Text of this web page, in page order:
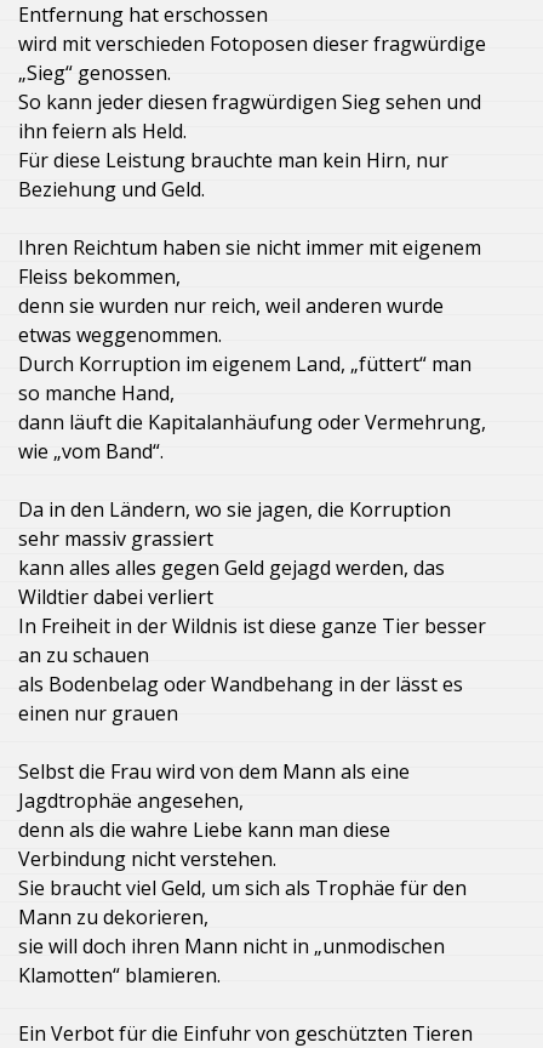
Entfernung hat erschossen
wird mit verschieden Fotoposen dieser fragwürdige
„Sieg“ genossen.
So kann jeder diesen fragwürdigen Sieg sehen und
ihn feiern als Held.
Für diese Leistung brauchte man kein Hirn, nur
Beziehung und Geld.
Ihren Reichtum haben sie nicht immer mit eigenem
Fleiss bekommen,
denn sie wurden nur reich, weil anderen wurde
etwas weggenommen.
Durch Korruption im eigenem Land, „füttert“ man
so manche Hand,
dann läuft die Kapitalanhäufung oder Vermehrung,
wie „vom Band“.
Da in den Ländern, wo sie jagen, die Korruption
sehr massiv grassiert
kann alles alles gegen Geld gejagd werden, das
Wildtier dabei verliert
In Freiheit in der Wildnis ist diese ganze Tier besser
an zu schauen
als Bodenbelag oder Wandbehang in der lässt es
einen nur grauen
Selbst die Frau wird von dem Mann als eine
Jagdtrophäe angesehen,
denn als die wahre Liebe kann man diese
Verbindung nicht verstehen.
Sie braucht viel Geld, um sich als Trophäe für den
Mann zu dekorieren,
sie will doch ihren Mann nicht in „unmodischen
Klamotten“ blamieren.
Ein Verbot für die Einfuhr von geschützten Tieren